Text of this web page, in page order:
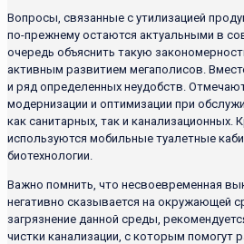
Вопросы, связанные с утилизацией
по-прежнему остаются актуальными в
очередь объяснить такую
активным развитием мегаполисов.
и ряд определенных неудобств.
модернизации и оптимизации при
как санитарных, так и канализационных.
используются мобильные туалетные
биотехнологии.
Важно помнить, что несвоевременная
негативно сказывается на окружающей
загрязнение данной среды,
чистки канализации, с которым помогут